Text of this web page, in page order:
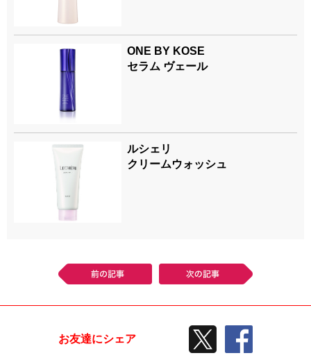
ONE BY KOSE
セラム ヴェール
ルシェリ
クリームウォッシュ
前の記事
お友達にシェア
TWEETする